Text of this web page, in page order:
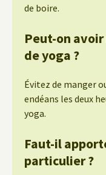
de boire.
Peut-on
de yoga ?
Évitez de manger
endéans les deux
yoga.
Faut-il
particulier ?